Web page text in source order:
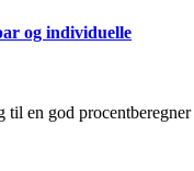
og individuelle